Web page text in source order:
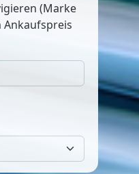
(Marke
Ankaufspreis